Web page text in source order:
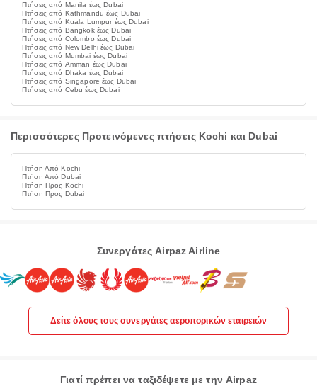
Πτήσεις από Manila έως Dubai
Πτήσεις από Kathmandu έως Dubai
Πτήσεις από Kuala Lumpur έως Dubai
Πτήσεις από Bangkok έως Dubai
Πτήσεις από Colombo έως Dubai
Πτήσεις από New Delhi έως Dubai
Πτήσεις από Mumbai έως Dubai
Πτήσεις από Amman έως Dubai
Πτήσεις από Dhaka έως Dubai
Πτήσεις από Singapore έως Dubai
Πτήσεις από Cebu έως Dubai
Περισσότερες Προτεινόμενες πτήσεις Kochi και Dubai
Πτήση Από Kochi
Πτήση Από Dubai
Πτήση Προς Kochi
Πτήση Προς Dubai
Συνεργάτες Airpaz Airline
Δείτε όλους τους συνεργάτες αεροπορικών εταιρειών
Γιατί πρέπει να ταξιδέψετε με την Airpaz